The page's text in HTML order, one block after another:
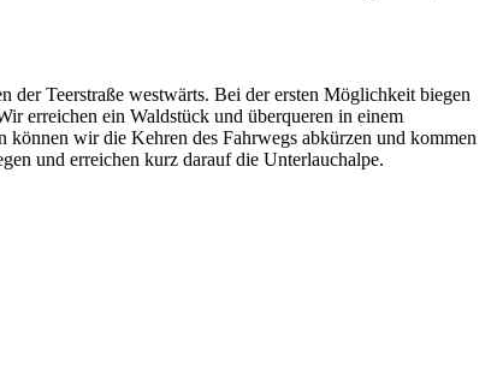
der Teerstraße westwärts. Bei der ersten Möglichkeit biegen
erreichen ein Waldstück und überqueren in einem
wir die Kehren des Fahrwegs abkürzen und kommen
und erreichen kurz darauf die Unterlauchalpe.